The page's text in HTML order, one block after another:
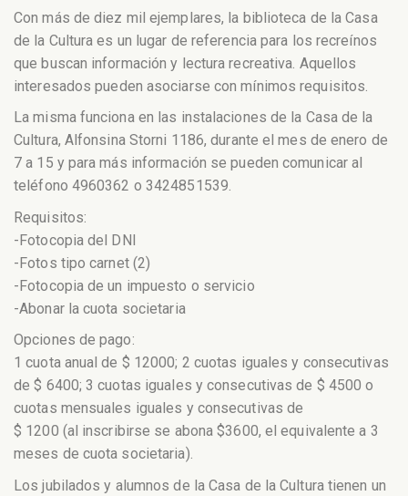
Con más de diez mil ejemplares, la biblioteca de la Casa
de la Cultura es un lugar de referencia para los recreínos
que buscan información y lectura recreativa. Aquellos
interesados pueden asociarse con mínimos requisitos.
La misma funciona en las instalaciones de la Casa de la
Cultura, Alfonsina Storni 1186, durante el mes de enero de
7 a 15 y para más información se pueden comunicar al
teléfono 4960362 o 3424851539.
Requisitos:
-Fotocopia del DNI
-Fotos tipo carnet (2)
-Fotocopia de un impuesto o servicio
-Abonar la cuota societaria
Opciones de pago:
1 cuota anual de $ 12000; 2 cuotas iguales y consecutivas
de $ 6400; 3 cuotas iguales y consecutivas de $ 4500 o
cuotas mensuales iguales y consecutivas de
$ 1200 (al inscribirse se abona $3600, el equivalente a 3
meses de cuota societaria).
Los jubilados y alumnos de la Casa de la Cultura tienen un